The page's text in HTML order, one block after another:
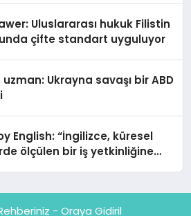
Uluslararası hukuk Filistin
çifte standart uyguluyor
Ukrayna savaşı bir ABD
English: “İngilizce, küresel
ölçülen bir iş yetkinliğine
- Oraya Gidiril